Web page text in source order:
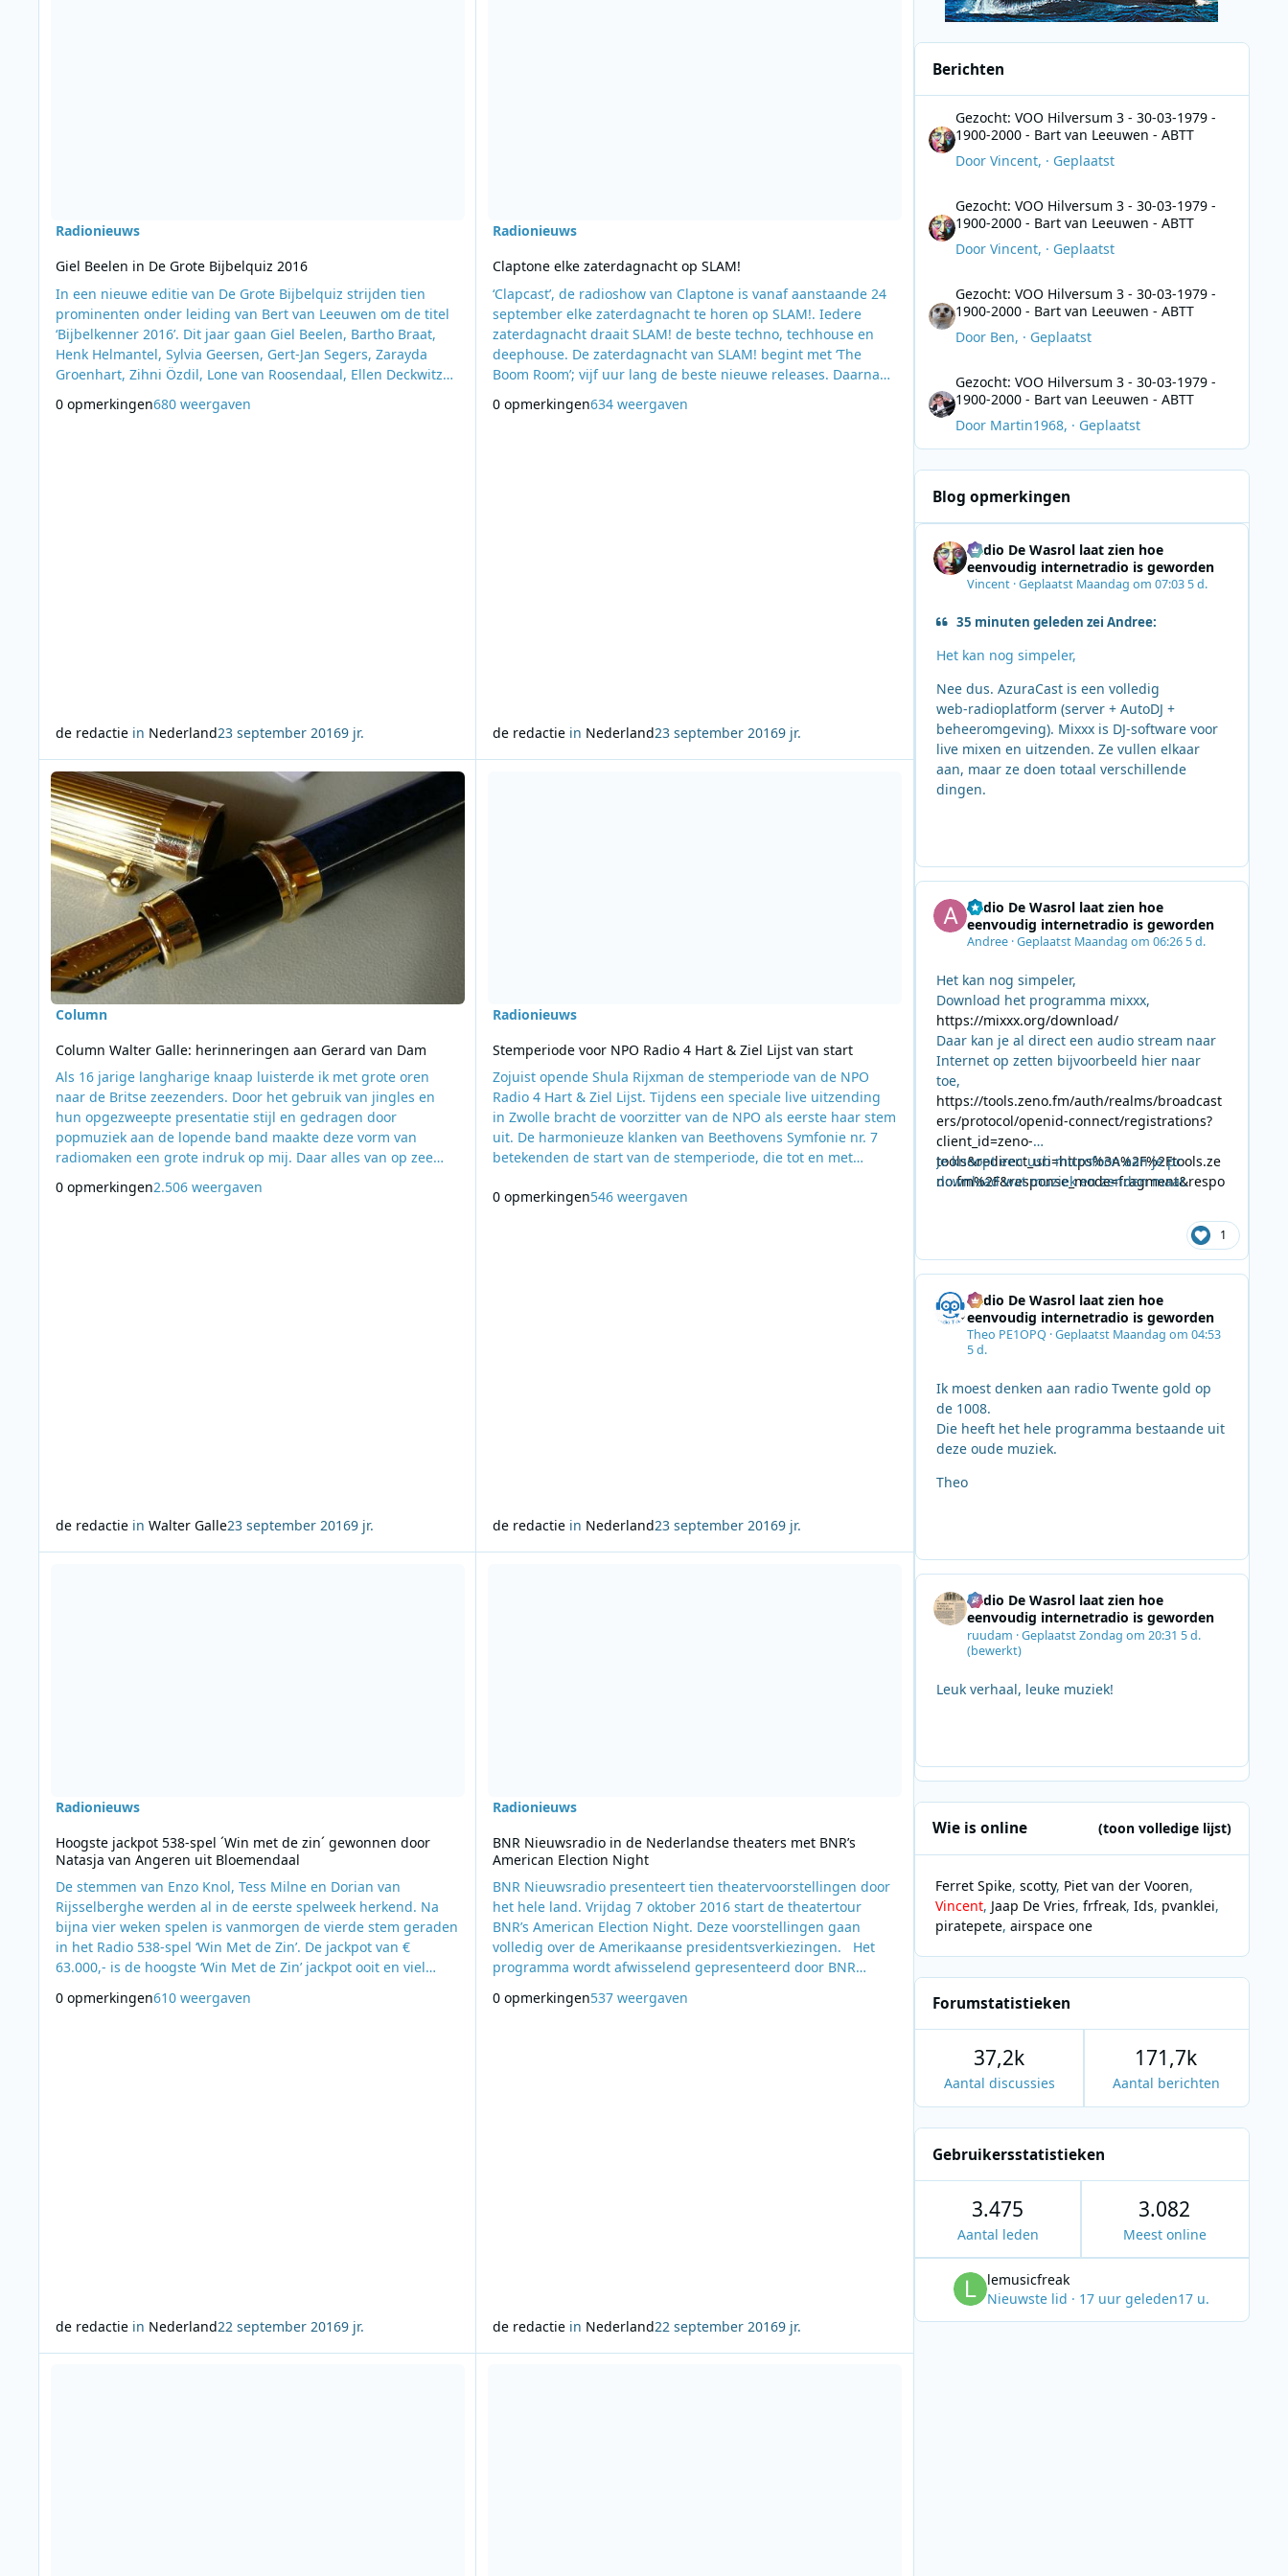
Radionieuws
Giel Beelen in De Grote Bijbelquiz 2016
In een nieuwe editie van De Grote Bijbelquiz strijden tien
prominenten onder leiding van Bert van Leeuwen om de titel
‘Bijbelkenner 2016’. Dit jaar gaan Giel Beelen, Bartho Braat,
Henk Helmantel, Sylvia Geersen, Gert-Jan Segers, Zarayda
Groenhart, Zihni Özdil, Lone van Roosendaal, Ellen Deckwitz
is voor het eerst een week lang elke werkdag te zien. Na vijf
0 opmerkingen680 weergaven
de redactiein Nederland23 september 20169 jr.
Radionieuws
Claptone elke zaterdagnacht op SLAM!
‘Clapcast’, de radioshow van Claptone is vanaf aanstaande 24
september elke zaterdagnacht te horen op SLAM!. Iedere
zaterdagnacht draait SLAM! de beste techno, techhouse en
deephouse. De zaterdagnacht van SLAM! begint met ‘The
Boom Room’; vijf uur lang de beste nieuwe releases. Daarna
Hamerling, Nicole Moudaber en Defected in the House en
0 opmerkingen634 weergaven
de redactie in Nederland23 september 20169 jr.
Lees meer over Column Walter Galle: herinneringen aan Gerard van Dam
Column
Column Walter Galle: herinneringen aan Gerard van Dam
Als 16 jarige langharige knaap luisterde ik met grote oren
naar de Britse zeezenders. Door het gebruik van jingles en
hun opgezweepte presentatie stijl en gedragen door
popmuziek aan de lopende band maakte deze vorm van
radiomaken een grote indruk op mij. Daar alles van op zee
kwam was dit voor mij vooral een verhaal van durf; kortom
goochelen met hoogspanning midden in een grote plas water
0 opmerkingen2.506 weergaven
de redactiein Walter Galle23 september 20169 jr.
Lees meer over Stemperiode voor NPO Radio 4 Hart & Ziel Lijst van start
Radionieuws
Stemperiode voor NPO Radio 4 Hart & Ziel Lijst van start
Zojuist opende Shula Rijxman de stemperiode van de NPO
Radio 4 Hart & Ziel Lijst. Tijdens een speciale live uitzending
in Zwolle bracht de voorzitter van de NPO als eerste haar stem
uit. De harmonieuze klanken van Beethovens Symfonie nr. 7
betekenden de start van de stemperiode, die tot en met
gaat de publieke radiozender op zoek naar de 300 klassieke
0 opmerkingen546 weergaven
de redactie in Nederland23 september 20169 jr.
Radionieuws
Hoogste jackpot 538-spel ´Win met de zin´ gewonnen door
Natasja van Angeren uit Bloemendaal
De stemmen van Enzo Knol, Tess Milne en Dorian van
Rijsselberghe werden al in de eerste spelweek herkend. Na
bijna vier weken spelen is vanmorgen de vierde stem geraden
in het Radio 538-spel ‘Win Met de Zin’. De jackpot van €
63.000,- is de hoogste ‘Win Met de Zin’ jackpot ooit en viel
Natasja van Angeren raadde de laatste stem van de Franse dj
0 opmerkingen610 weergaven
de redactiein Nederland22 september 20169 jr.
Lees meer over BNR Nieuwsradio in de Nederlandse theaters met BNR’s American Election Night
Radionieuws
BNR Nieuwsradio in de Nederlandse theaters met BNR’s
American Election Night
BNR Nieuwsradio presenteert tien theatervoorstellingen door
het hele land. Vrijdag 7 oktober 2016 start de theatertour
BNR’s American Election Night. Deze voorstellingen gaan
volledig over de Amerikaanse presidentsverkiezingen. Het
programma wordt afwisselend gepresenteerd door BNR
buitenlandkenner Bernard Hammelburg en macro-econoom
0 opmerkingen537 weergaven
de redactie in Nederland22 september 20169 jr.
Berichten
Gezocht: VOO Hilversum 3 - 30-03-1979 -
1900-2000 - Bart van Leeuwen - ABTT
Door Vincent, · Geplaatst
Gezocht: VOO Hilversum 3 - 30-03-1979 -
1900-2000 - Bart van Leeuwen - ABTT
Door Vincent, · Geplaatst
Gezocht: VOO Hilversum 3 - 30-03-1979 -
1900-2000 - Bart van Leeuwen - ABTT
Door Ben, · Geplaatst
Gezocht: VOO Hilversum 3 - 30-03-1979 -
1900-2000 - Bart van Leeuwen - ABTT
Door Martin1968, · Geplaatst
Blog opmerkingen
Radio De Wasrol laat zien hoe
eenvoudig internetradio is geworden
Vincent·Geplaatst Maandag om 07:03 5 d.
35 minuten geleden zei Andree:
Het kan nog simpeler,
Nee dus. AzuraCast is een volledig
web‑radioplatform (server + AutoDJ +
beheeromgeving). Mixxx is DJ‑software voor
live mixen en uitzenden. Ze vullen elkaar
aan, maar ze doen totaal verschillende
dingen.
Radio De Wasrol laat zien hoe
eenvoudig internetradio is geworden
Andree·Geplaatst Maandag om 06:26 5 d.
Het kan nog simpeler,
Download het programma mixxx,
https://mixxx.org/download/
Daar kan je al direct een audio stream naar
Internet op zetten bijvoorbeeld hier naar
toe,
https://tools.zeno.fm/auth/realms/broadcast
ers/protocol/openid-connect/registrations?
client_id=zeno-
tools&redirect_uri=https%3A%2F%2Ftools.ze
no.fm%2F&response_mode=fragment&respo
Je knoopt een usb microfoon aan je pc
download wat muziek en zenden maar.
1
Radio De Wasrol laat zien hoe
eenvoudig internetradio is geworden
Theo PE1OPQ ·Geplaatst Maandag om 04:53
5 d.
Ik moest denken aan radio Twente gold op
de 1008.
Die heeft het hele programma bestaande uit
deze oude muziek.
Theo
Radio De Wasrol laat zien hoe
eenvoudig internetradio is geworden
ruudam ·GeplaatstZondag om 20:31 5 d.
(bewerkt)
Leuk verhaal, leuke muziek!
Wie is online (toon volledige lijst)
Ferret Spike scotty Piet van der Vooren
Vincent Jaap De Vries frfreak Ids pvanklei
piratepete airspace one
Forumstatistieken
Aantal discussies
37,2k
Aantal berichten
171,7k
Gebruikersstatistieken
3.475
Aantal leden
3.082
Meest online
lemusicfreak
Nieuwste lid · 17 uur geleden17 u.